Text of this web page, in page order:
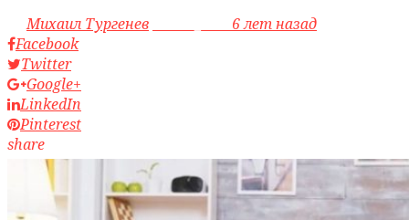
byМихаил Тургенев
6 лет назад
Facebook
Twitter
Google+
LinkedIn
Pinterest
share